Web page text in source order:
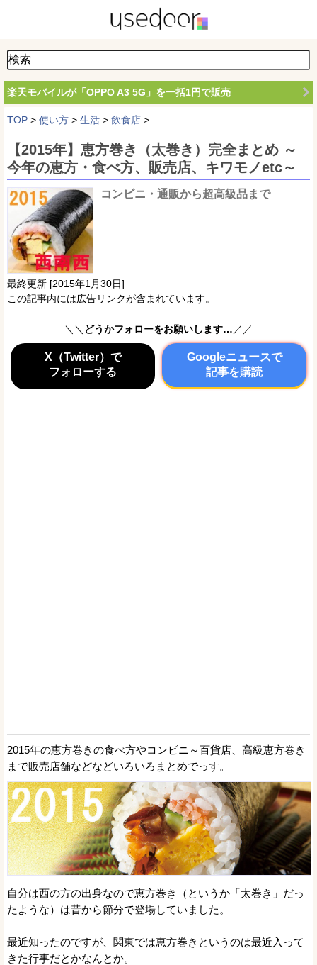
楽天モバイルが「OPPO A3 5G」を一括1円で販売
TOP > 使い方 > 生活 > 飲食店 >
【2015年】恵方巻き（太巻き）完全まとめ ～
今年の恵方・食べ方、販売店、キワモノetc～
コンビニ・通販から超高級品まで
最終更新 [2015年1月30日]
この記事内には広告リンクが含まれています。
＼＼ どうかフォローをお願いします… ／／
X（Twitter）で
フォローする
Googleニュースで
記事を購読
2015年の恵方巻きの食べ方やコンビニ～百貨店、高級恵方巻き
まで販売店舗などなどいろいろまとめでっす。
自分は西の方の出身なので恵方巻き（というか「太巻き」だっ
たような）は昔から節分で登場していました。
最近知ったのですが、関東では恵方巻きというのは最近入って
きた行事だとかなんとか。